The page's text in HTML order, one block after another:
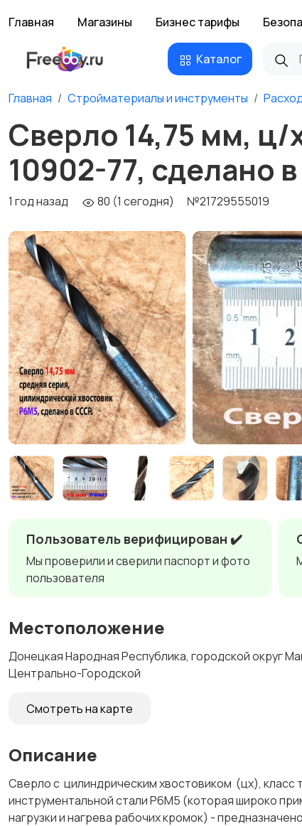
Главная Магазины Бизнес тарифы
Каталог
Главная Стройматериалы и инструменты
Сверло 14,75 мм, ц/
10902-77, сделано
1 год назад 80 (1 сегодня) №21729555019
Пользователь верифицирован ✔️
Мы проверили и сверили паспорт и фото
пользователя
Местоположение
Донецкая Народная Республика, городской округ
Центрально-Городской
Смотреть на карте
Описание
Сверло с цилиндрическим хвостовиком (цх),
инструментальной стали Р6М5 (которая широко
нагрузки и нагрева рабочих кромок) -